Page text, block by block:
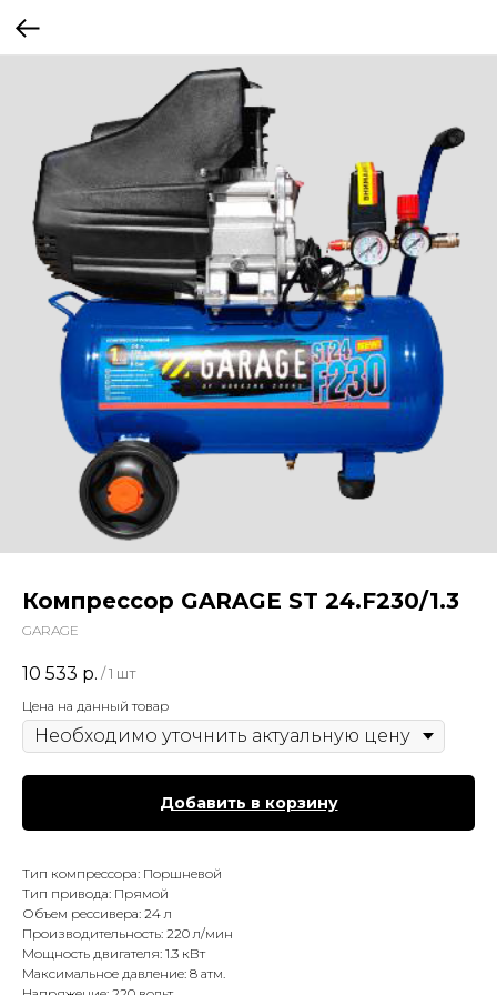
Компрессор GARAGE ST 24.F230/1.3
GARAGE
10 533 р. / 1 шт
Цена на данный товар
Добавить в корзину
Тип компрессора: Поршневой
Тип привода: Прямой
Объем рессивера: 24 л
Производительность: 220 л/мин
Мощность двигателя: 1.3 кВт
Максимальное давление: 8 атм.